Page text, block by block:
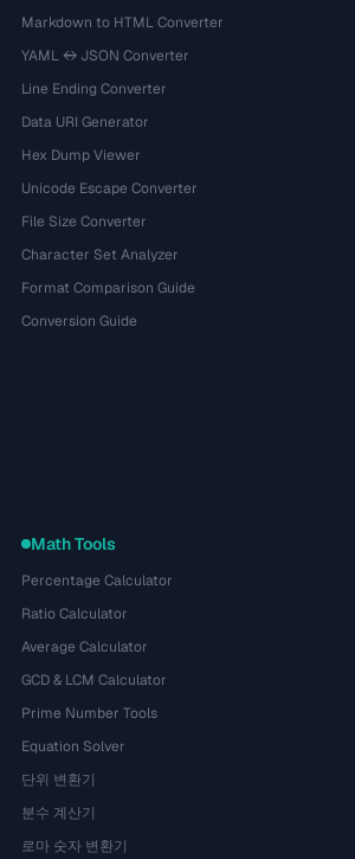
Markdown to HTML Converter
YAML ↔ JSON Converter
Line Ending Converter
Data URI Generator
Hex Dump Viewer
Unicode Escape Converter
File Size Converter
Character Set Analyzer
Format Comparison Guide
Conversion Guide
Math Tools
Percentage Calculator
Ratio Calculator
Average Calculator
GCD & LCM Calculator
Prime Number Tools
Equation Solver
단위 변환기
분수 계산기
로마 숫자 변환기